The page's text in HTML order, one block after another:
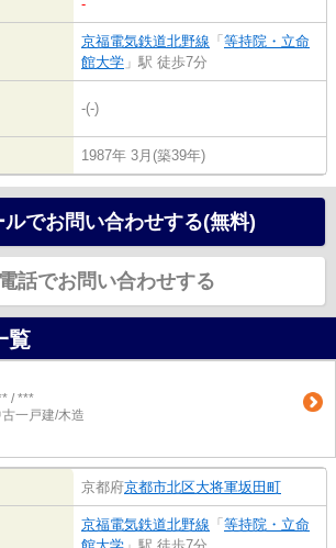
-
京福電気鉄道北野線 「 等持院・立命
館大学 」駅 徒歩7分
-(-)
1987年 3月(築39年)
ルでお問い合わせする(無料)
電話でお問い合わせする
覧
/ ***
一戸建/木造
京都府京都市北区大将軍坂田町
京福電気鉄道北野線 「 等持院・立命